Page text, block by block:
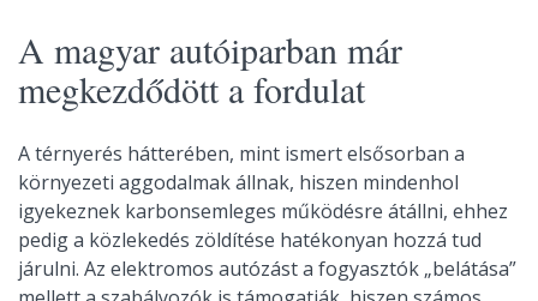
A magyar autóiparban már
megkezdődött a fordulat
A térnyerés hátterében, mint ismert elsősorban a
környezeti aggodalmak állnak, hiszen mindenhol
igyekeznek karbonsemleges működésre átállni, ehhez
pedig a közlekedés zöldítése hatékonyan hozzá tud
járulni. Az elektromos autózást a fogyasztók „belátása”